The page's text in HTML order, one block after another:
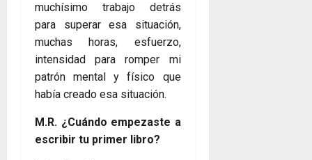
muchísimo trabajo detrás
para superar esa situación,
muchas horas, esfuerzo,
intensidad para romper mi
patrón mental y físico que
había creado esa situación.
M.R. ¿Cuándo empezaste a
escribir tu primer libro?